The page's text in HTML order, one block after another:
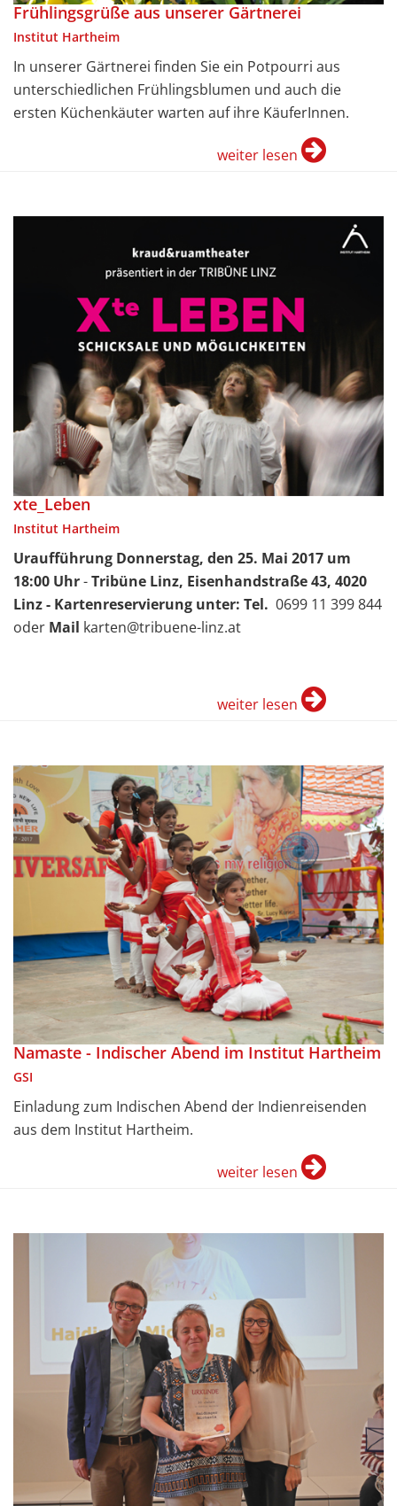
Frühlingsgrüße aus unserer Gärtnerei
Institut Hartheim
In unserer Gärtnerei finden Sie ein Potpourri aus
unterschiedlichen Frühlingsblumen und auch die
ersten Küchenkäuter warten auf ihre KäuferInnen.
weiter lesen
xte_Leben
Institut Hartheim
Uraufführung Donnerstag, den 25. Mai 2017 um
18:00 Uhr-Tribüne Linz, Eisenhandstraße 43, 4020
Linz - Kartenreservierung unter: Tel. 0699 11 399 844
oder Mail karten@tribuene-linz.at
weiter lesen
Namaste - Indischer Abend im Institut Hartheim
GSI
Einladung zum Indischen Abend der Indienreisenden
aus dem Institut Hartheim.
weiter lesen